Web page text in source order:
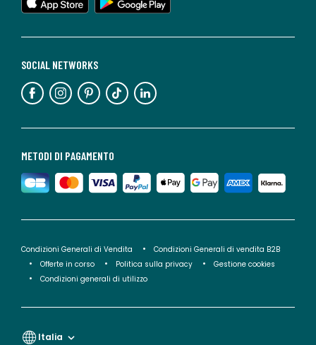
METODI DI PAGAMENTO
SOCIAL NETWORKS
Condizioni Generali di Vendita
Condizioni Generali di vendita B2B
Offerte in corso
Politica sulla privacy
Gestione cookies
Condizioni generali di utilizzo
Italia